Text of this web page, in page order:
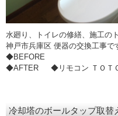
水廻り、トイレの修繕、施工の
神戸市兵庫区 便器の交換工事で
◆AFTER ◆リモコン ＴＯＴＯ
冷却塔のボールタップ取替